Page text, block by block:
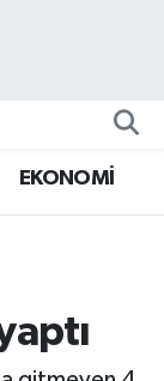
EKONOMİ